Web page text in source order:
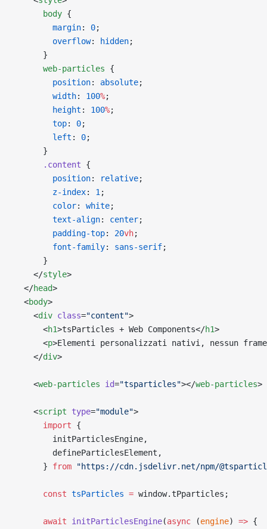
      body
{
        margin
: 0;
        overflow
: hidden;
      }
      web-particles
{
        position
: absolute;
        width
: 100%;
        height
: 100%;
        top
: 0;
        left
: 0;
      }
      .content
{
        position
: relative;
        z-index
: 1 ;
        color
: white;
        text-align
: center;
        padding-top
: 20vh;
        font-family
: sans-serif;
      }
    </
style>
  </
head>
  <
body>
    <
div class="content">
      <
h1>tsParticles + Web Components</h1>
      <
p>Elementi personalizzati nativi, nessun
    </
div>
    <
web-particles id="tsparticles"></web-particles>
    <
script type="module">
      import
{
        initParticlesEngine,
        defineParticlesElement,
      }
from "https://cdn.jsdelivr.net/npm/
      const
tsParticles = window.tPparticles;
      await
initParticlesEngine(async (engine) => {